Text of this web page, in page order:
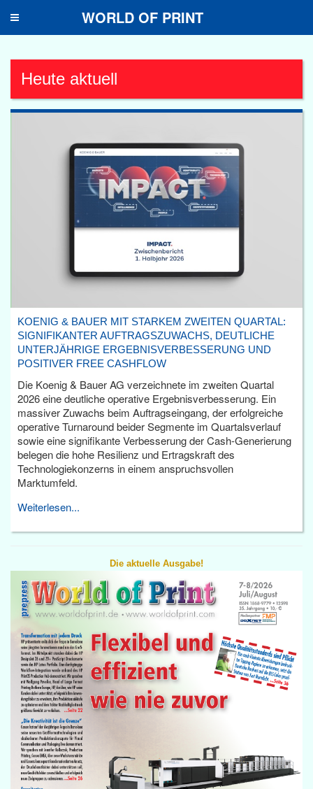
Toggle
WORLD OF PRINT
Heute aktuell
KOENIG & BAUER MIT STARKEM ZWEITEN QUARTAL:
SIGNIFIKANTER AUFTRAGSZUWACHS, DEUTLICHE
UNTERJÄHRIGE ERGEBNISVERBESSERUNG UND
POSITIVER FREE CASHFLOW
Die Koenig & Bauer AG verzeichnete im zweiten Quartal
2026 eine deutliche operative Ergebnisverbesserung. Ein
massiver Zuwachs beim Auftragseingang, der erfolgreiche
operative Turnaround beider Segmente im Quartalsverlauf
sowie eine signifikante Verbesserung der Cash-Generierung
belegen die hohe Resilienz und Ertragskraft des
Technologiekonzerns in einem anspruchsvollen
Marktumfeld.
Weiterlesen...
Die aktuelle Ausgabe!